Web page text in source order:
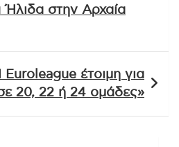
Ήλιδα στην Αρχαία
Euroleague έτοιμη για
20, 22 ή 24 ομάδες»